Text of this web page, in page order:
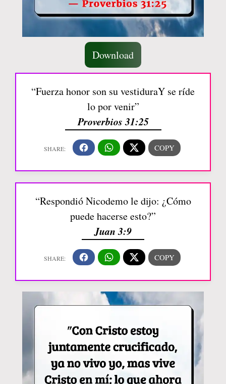
Download
“Fuerza honor son su vestiduraY se ríde
lo por venir”
Proverbios 31:25
“Respondió Nicodemo le dijo: ¿Cómo
puede hacerse esto?”
Juan 3:9